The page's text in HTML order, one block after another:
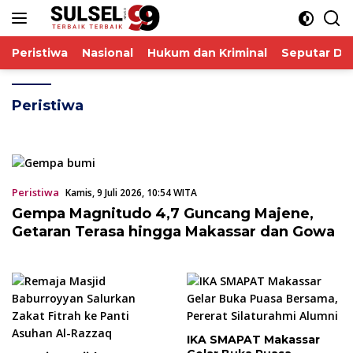
Langsung
Peristiwa Nasional Hukum dan Kriminal Seputar
Peristiwa
Peristiwa Kamis, 9 Juli 2026, 10:54 WITA
Gempa Magnitudo 4,7 Guncang Majene,
Getaran Terasa hingga Makassar dan Gowa
IKA SMAPAT Makassar